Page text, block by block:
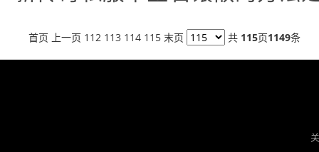
首页 上一页 112 113 114 115 末页 共 115页1149条